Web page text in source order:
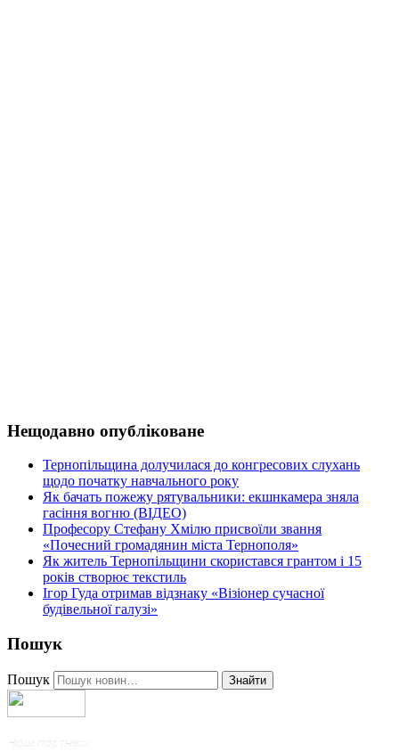
Нещодавно опубліковане
Тернопільщина долучилася до конгресових слухань
щодо початку навчального року
Як бачать пожежу рятувальники: екшнкамера зняла
гасіння вогню (ВІДЕО)
Професору Стефану Хмілю присвоїли звання
«Почесний громадянин міста Тернополя»
Як житель Тернопільщини скористався грантом і 15
років створює текстиль
Ігор Гуда отримав відзнаку «Візіонер сучасної
будівельної галузі»
Пошук
Пошук Знайти